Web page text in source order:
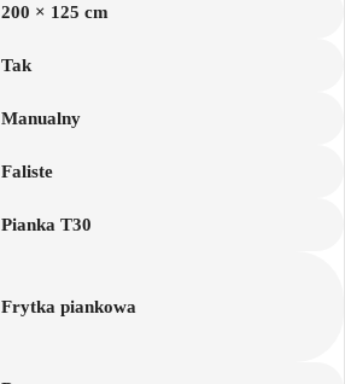
200 × 125 cm
Tak
Manualny
Faliste
Pianka T30
Frytka piankowa